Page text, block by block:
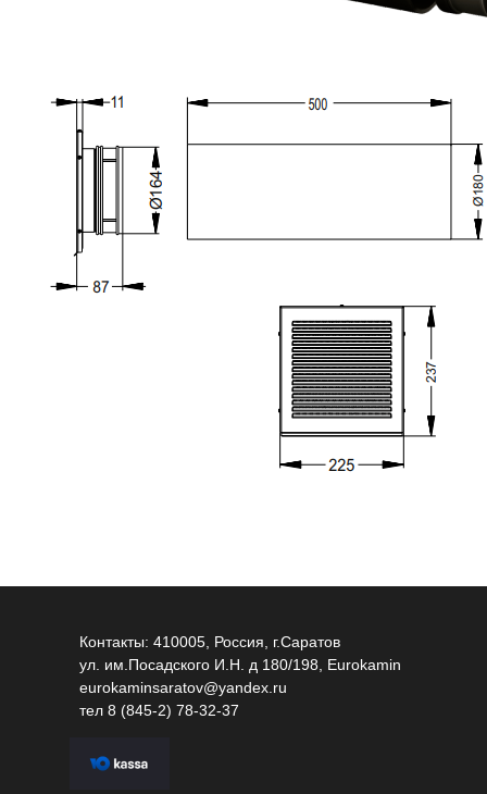
Контакты: 410005, Россия, г.Саратов
ул. им.Посадского И.Н. д 180/198, Eurokamin
eurokaminsaratov@yandex.ru
тел 8 (845-2) 78-32-37